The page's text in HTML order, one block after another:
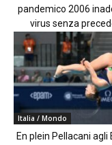
pandemico 2006
virus senza
Italia / Mondo
En plein Pellacani agli